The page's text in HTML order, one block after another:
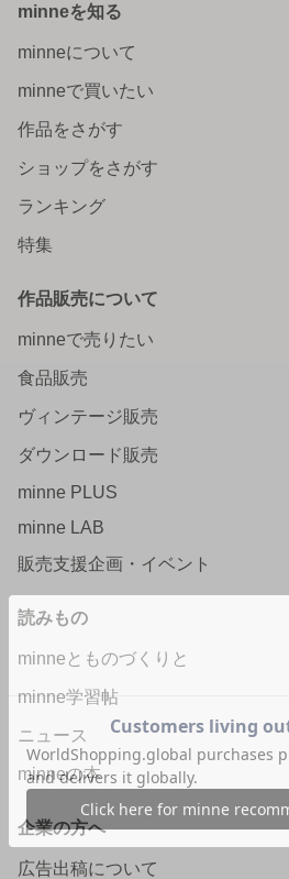
minneを知る
minneについて
minneで買いたい
作品をさがす
ショップをさがす
ランキング
特集
作品販売について
minneで売りたい
食品販売
ヴィンテージ販売
ダウンロード販売
minne PLUS
minne LAB
販売支援企画・イベント
読みもの
minneとものづくりと
minne学習帖
ニュース
minneの本
企業の方へ
広告出稿について